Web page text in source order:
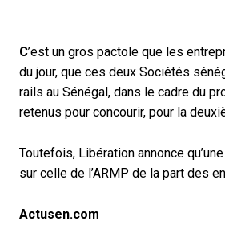
C’est un gros pactole que les
du jour, que ces deux Sociétés
rails au Sénégal, dans le cadre du
retenus pour concourir, pour la
Toutefois, Libération annonce
sur celle de l’ARMP de la part des
Actusen.com